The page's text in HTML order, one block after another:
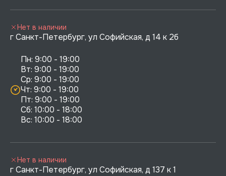
г Санкт-Петербург, ул Софийская, д 14 к 2б
Пн: 9:00 - 19:00
Вт: 9:00 - 19:00
Ср: 9:00 - 19:00
Чт: 9:00 - 19:00
Пт: 9:00 - 19:00
Сб: 10:00 - 18:00
Нет в наличии
г Санкт-Петербург, ул Софийская, д 137 к 1
Нет в наличии